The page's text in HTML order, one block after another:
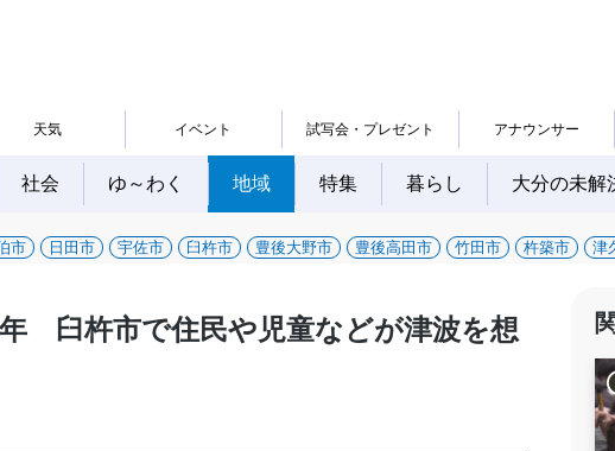
天気 イベント 試写会・プレゼント アナウンサー
社会 ゆ～わく 地域 特集 暮らし 大分の未解
市 日田市 宇佐市 臼杵市 豊後大野市 豊後高田市 竹田市 杵築市 津
臼杵市で住民や児童などが津波を想